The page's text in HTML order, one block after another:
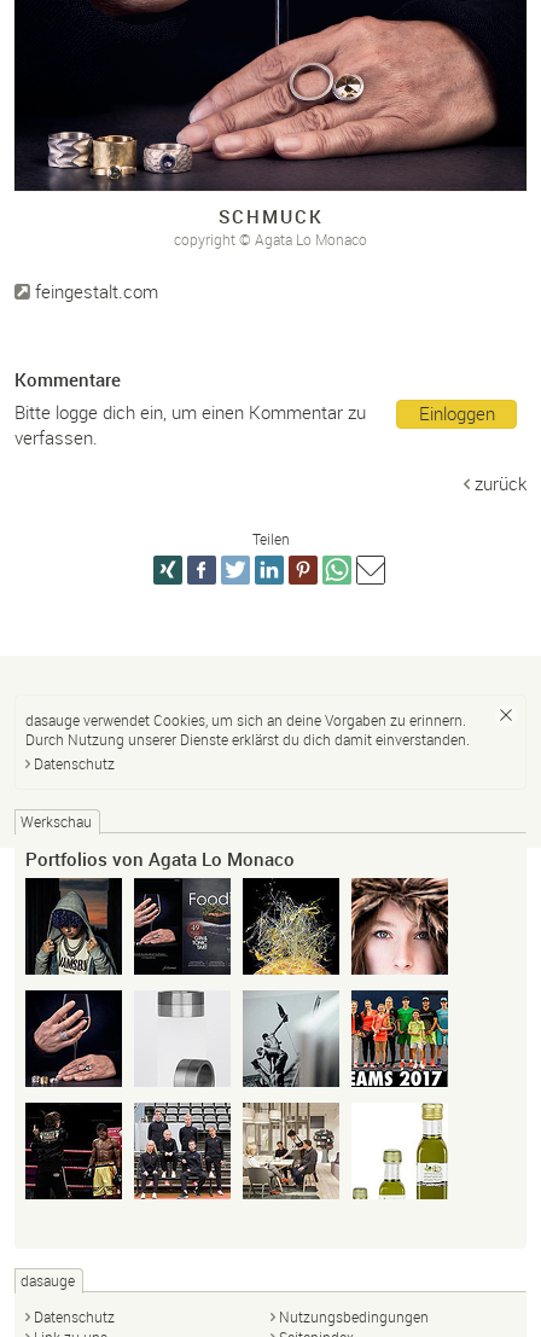
SCHMUCK
copyright © Agata Lo Monaco
feingestalt.com
Kommentare
Einloggen
Bitte logge dich ein, um einen Kommentar zu
verfassen.
zurück
Teilen
dasauge verwendet Cookies, um sich an deine Vorgaben zu erinnern.
Durch Nutzung unserer Dienste erklärst du dich damit einverstanden.
Datenschutz
Werkschau
Portfolios von Agata Lo Monaco
dasauge
Datenschutz
Nutzungsbedingungen